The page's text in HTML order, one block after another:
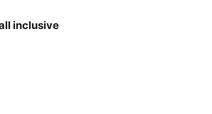
inclusive